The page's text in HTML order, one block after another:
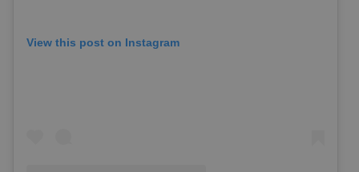
View this post on Instagram